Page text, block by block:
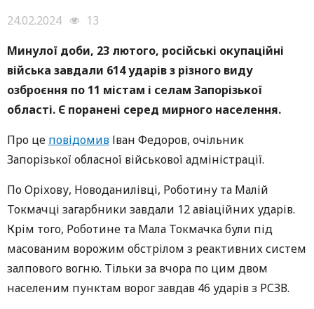
24.02.2024
13
Минулої доби, 23 лютого, російські окупаційні
війська завдали 614 ударів з різного виду
озброєння по 11 містам і селам Запорізької
області. Є поранені серед мирного населення.
Про це повідомив Іван Федоров, очільник
Запорізької обласної військової адміністрації.
По Оріхову, Новоданилівці, Роботину та Малій
Токмачці загарбники завдали 12 авіаційних ударів.
Крім того, Роботине та Мала Токмачка були під
масованим ворожим обстрілом з реактивних систем
залпового вогню. Тільки за вчора по цим двом
населеним пунктам ворог завдав 46 ударів з РСЗВ.